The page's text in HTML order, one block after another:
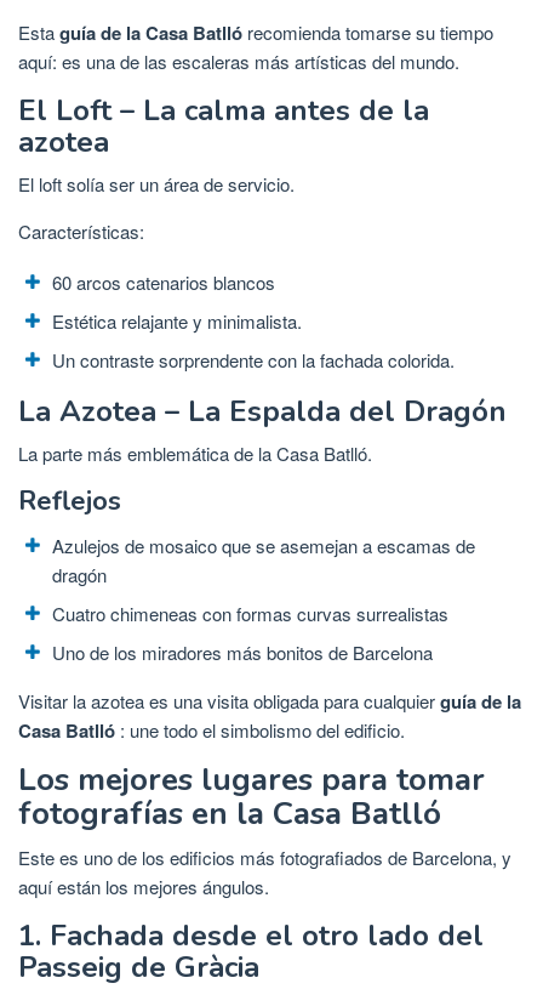
Estaguía de la Casa Batlló recomienda tomarse su tiempo
aquí: es una de las escaleras más artísticas del mundo.
El Loft – La calma antes de la
azotea
El loft solía ser un área de servicio.
Características:
60 arcos catenarios blancos
Estética relajante y minimalista.
Un contraste sorprendente con la fachada colorida.
La Azotea – La Espalda del Dragón
La parte más emblemática de la Casa Batlló.
Reflejos
Azulejos de mosaico que se asemejan a escamas de
dragón
Cuatro chimeneas con formas curvas surrealistas
Uno de los miradores más bonitos de Barcelona
Visitar la azotea es una visita obligada para cualquierguía de la
Casa Batlló : une todo el simbolismo del edificio.
Los mejores lugares para tomar
fotografías en la Casa Batlló
Este es uno de los edificios más fotografiados de Barcelona, ​​y
aquí están los mejores ángulos.
1. Fachada desde el otro lado del
Passeig de Gràcia